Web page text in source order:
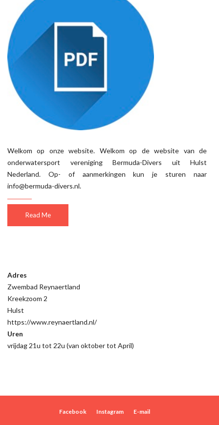
Welkom op onze website. Welkom op de website van de
onderwatersport vereniging Bermuda-Divers uit Hulst
Nederland. Op- of aanmerkingen kun je sturen naar
info@bermuda-divers.nl.
Read Me
Adres
Zwembad Reynaertland
Kreekzoom 2
Hulst
https://www.reynaertland.nl/
Uren
vrijdag 21u tot 22u (van oktober tot April)
Facebook Instagram E-mail